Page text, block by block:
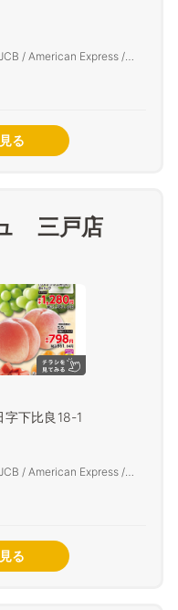
/ American Express /
る
三戸店
下比良18-1
/ American Express /
る